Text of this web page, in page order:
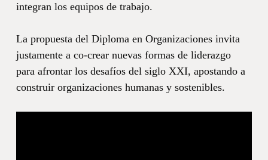
integran los equipos de trabajo.
La propuesta del Diploma en Organizaciones invita
justamente a co-crear nuevas formas de liderazgo
para afrontar los desafíos del siglo XXI, apostando a
construir organizaciones humanas y sostenibles.